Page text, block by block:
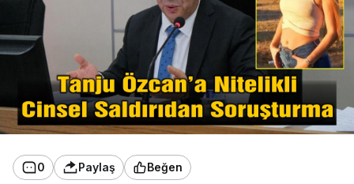
0 Paylaş Beğen